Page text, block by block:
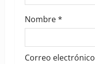
Nombre*
Correo electrónico